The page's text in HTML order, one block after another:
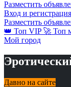
Разместить
Вход и регистрация
Разместить
👑 Топ VIP 🚀 Топ
Мой город
Давно на сайте